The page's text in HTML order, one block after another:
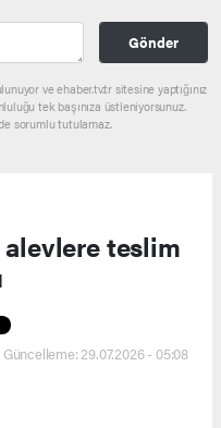
Gönder
ve ehaber.tv.tr sitesine yaptığınız
tek başınıza üstleniyorsunuz.
sorumlu tutulamaz.
alevlere teslim
29.07.2026 - 05:08